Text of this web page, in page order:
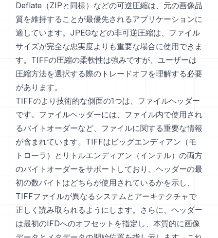
Deflate（ZIPと同様）などの可逆圧縮は、元の画像品
質を維持することが最優先されるアプリケーションに
適しています。JPEGなどの非可逆圧縮は、ファイル
サイズが完全な忠実度よりも重要な場合に使用できま
す。TIFFの圧縮の柔軟性は強みですが、ユーザーは
圧縮方法を選択する際のトレードオフを理解する必要
があります。
TIFFのより技術的な側面の1つは、ファイルヘッダー
です。ファイルヘッダーには、ファイル内で使用され
るバイトオーダーなど、ファイルに関する重要な情報
が含まれています。TIFFはビッグエンディアン（モ
トローラ）とリトルエンディアン（インテル）の両方
のバイトオーダーをサポートしており、ヘッダーの最
初の数バイトはどちらが使用されているかを示し、
TIFFファイルが異なるシステムとアーキテクチャで
正しく読み取られるようにします。さらに、ヘッダー
は最初のIFDへのオフセットを指定し、本質的に画像